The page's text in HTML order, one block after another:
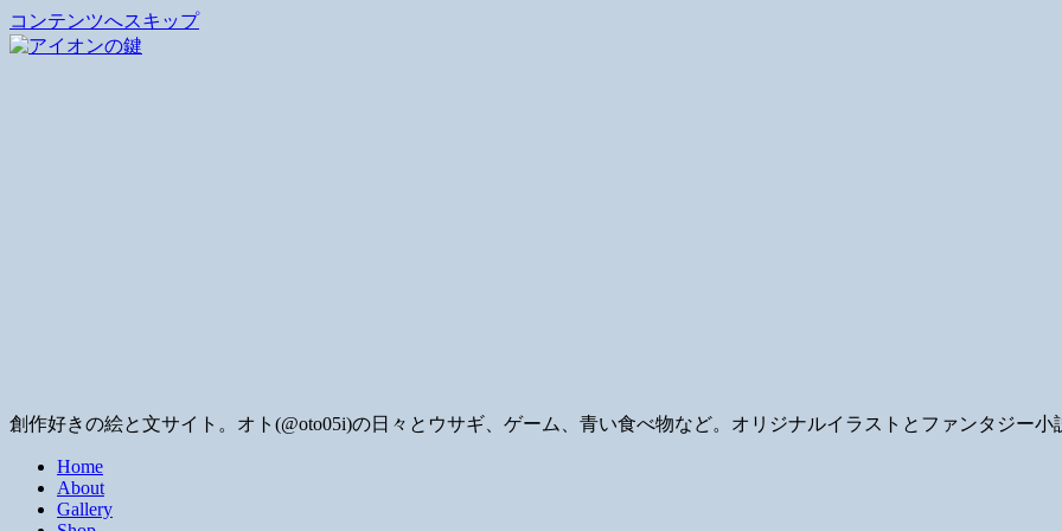
コンテンツへスキップ
創作好きの絵と文サイト。オト(@oto05i)の日々とウサギ、ゲーム、青い食べ物など。オリジナルイラストとファンタジー小
Home
About
Gallery